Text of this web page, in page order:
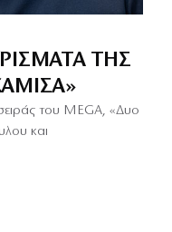
ΤΗΣ
του MEGA, «Δυο
και